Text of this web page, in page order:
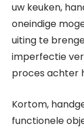
uw keuken,
oneindige
uiting te
imperfectie
proces achter
Kortom,
functionele